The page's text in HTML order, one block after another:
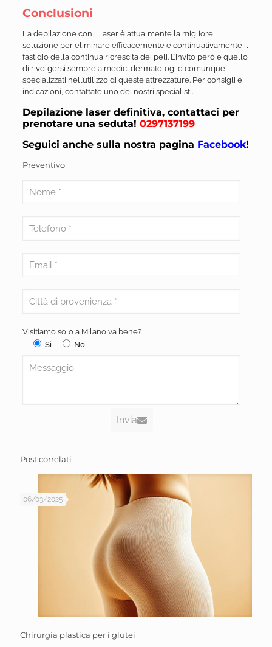
Conclusioni
La depilazione con il laser è attualmente la migliore
soluzione per eliminare efficacemente e continuativamente il
fastidio della continua ricrescita dei peli. L’invito però e quello
di rivolgersi sempre a medici dermatologi o comunque
specializzati nell’utilizzo di queste attrezzature. Per consigli e
indicazioni, contattate uno dei nostri specialisti.
Depilazione laser definitiva, contattaci per
prenotare una seduta! 0297137199
Seguici anche sulla nostra pagina Facebook!
Preventivo
Visitiamo solo a Milano va bene?
Si
No
Invia
Post correlati
06/03/2025
Chirurgia plastica per i glutei